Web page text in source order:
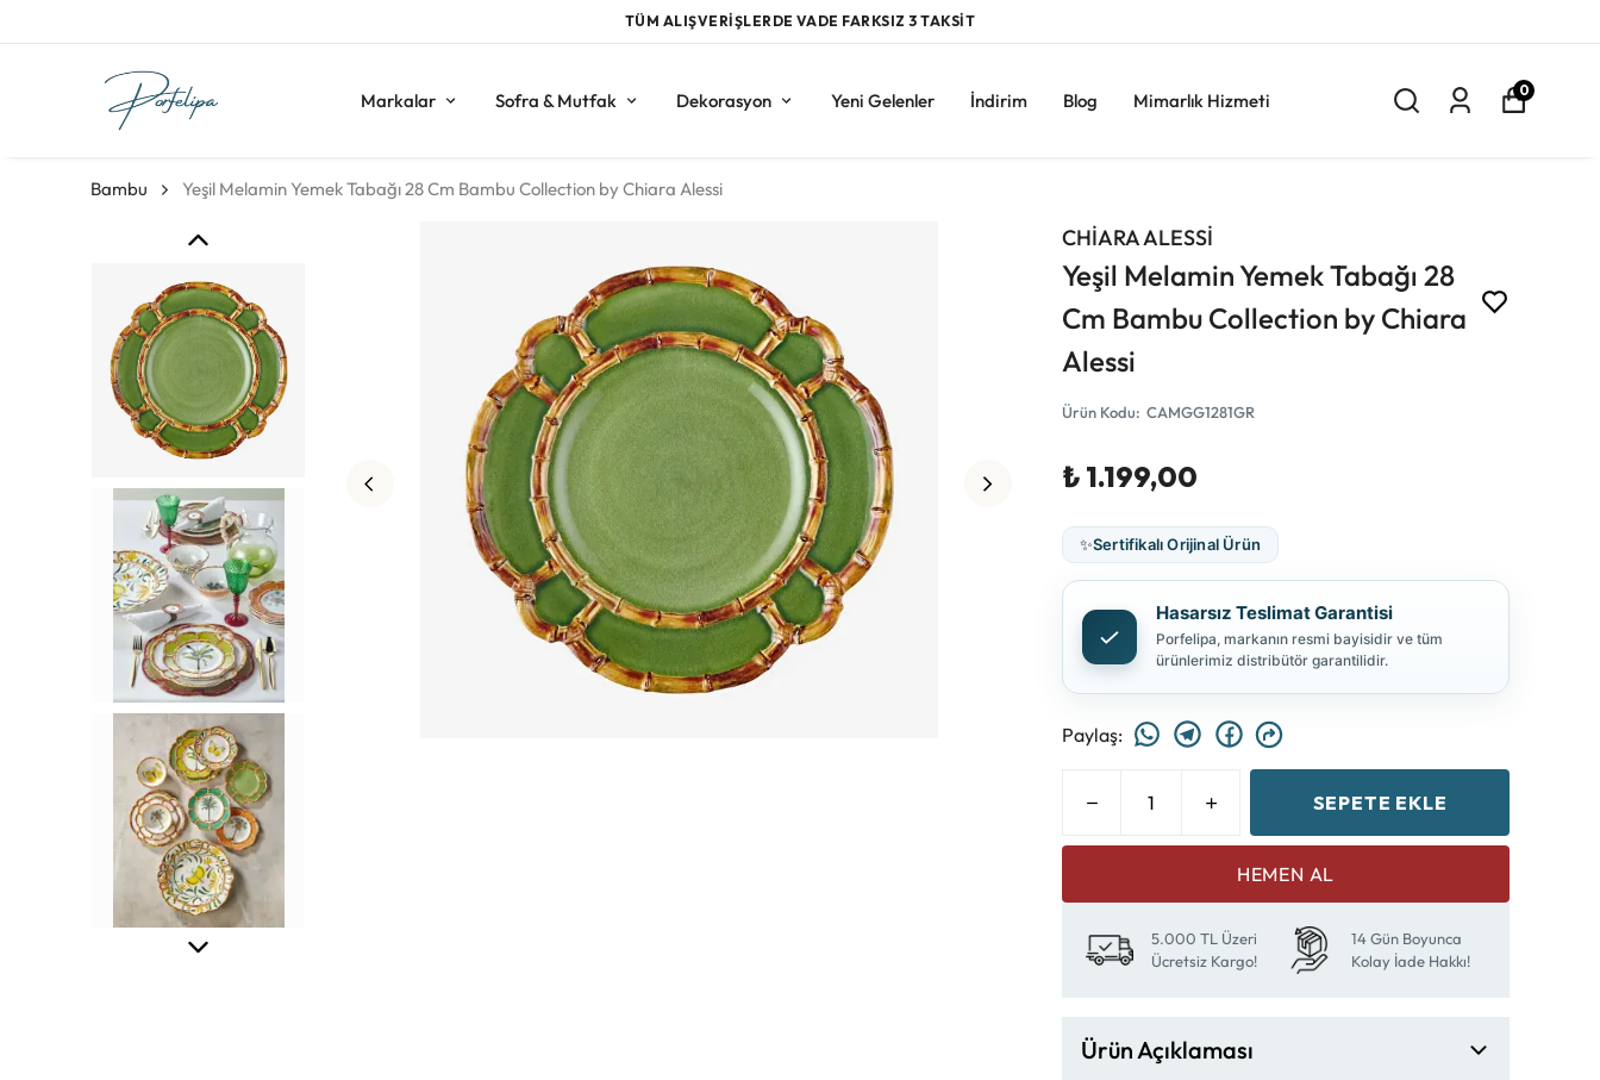
TÜM ALIŞVERİŞLERDE VADE FARKSIZ 3 TAKSİT
Markalar Sofra & Mutfak Dekorasyon Yeni Gelenler İndirim Blog Mimarlık Hizmeti 0
Bambu Yeşil Melamin Yemek Tabağı 28 Cm Bambu Collection by Chiara Alessi
CHİARA ALESSİ
Yeşil Melamin Yemek Tabağı 28
Cm Bambu Collection by Chiara
Alessi
Ürün Kodu: CAMGG1281GR
₺ 1.199,00
✨Sertifikalı Orijinal Ürün
Hasarsız Teslimat Garantisi
Porfelipa, markanın resmi bayisidir ve tüm
ürünlerimiz distribütör garantilidir.
Paylaş:
SEPETE EKLE
HEMEN AL
5.000 TL Üzeri
Ücretsiz Kargo!
14 Gün Boyunca
Kolay İade Hakkı!
Ürün Açıklaması